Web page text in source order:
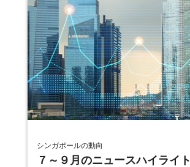
シンガポールの動向
７～９月のニュースハイライト